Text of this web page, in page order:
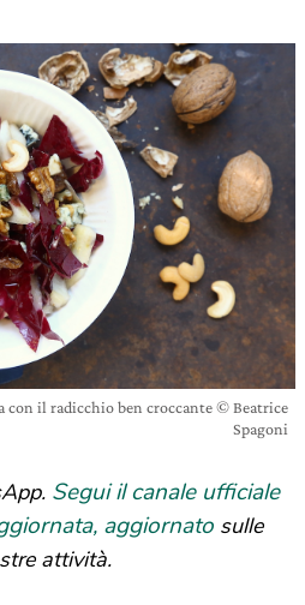
con il radicchio ben croccante © Beatrice
Spagoni
Segui il canale ufficiale
aggiornato sulle
attività.